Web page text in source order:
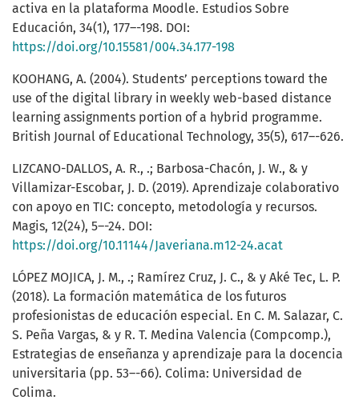
activa en la plataforma Moodle. Estudios Sobre
Educación, 34(1), 177–-198. DOI:
https://doi.org/10.15581/004.34.177-198
KOOHANG, A. (2004). Students’ perceptions toward the
use of the digital library in weekly web-based distance
learning assignments portion of a hybrid programme.
British Journal of Educational Technology, 35(5), 617–-626.
LIZCANO-DALLOS, A. R., .; Barbosa-Chacón, J. W., & y
Villamizar-Escobar, J. D. (2019). Aprendizaje colaborativo
con apoyo en TIC: concepto, metodología y recursos.
Magis, 12(24), 5–-24. DOI:
https://doi.org/10.11144/Javeriana.m12-24.acat
LÓPEZ MOJICA, J. M., .; Ramírez Cruz, J. C., & y Aké Tec, L. P.
(2018). La formación matemática de los futuros
profesionistas de educación especial. En C. M. Salazar, C.
S. Peña Vargas, & y R. T. Medina Valencia (Compcomp.),
Estrategias de enseñanza y aprendizaje para la docencia
universitaria (pp. 53–-66). Colima: Universidad de
Colima.